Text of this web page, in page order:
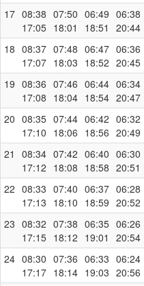
17 08:38
17:05
07:50
18:01
06:49
18:51
06:38
20:44
18 08:37
17:07
07:48
18:03
06:47
18:52
06:36
20:45
19 08:36
17:08
07:46
18:04
06:44
18:54
06:34
20:47
20 08:35
17:10
07:44
18:06
06:42
18:56
06:32
20:49
21
08:34
17:12
07:42
18:08
06:40
18:58
06:30
20:51
22 08:33
17:13
07:40
18:10
06:37
18:59
06:28
20:52
23 08:32
17:15
07:38
18:12
06:35
19:01
06:26
20:54
24 08:30
17:17
07:36
18:14
06:33
19:03
06:24
20:56